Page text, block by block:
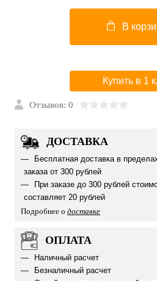
В
Купить в 1
Отзывов: 0
ДОСТАВКА
Бесплатная доставка в
заказа от 300 рублей
При заказе до 300 рублей
составляет 20 рублей
Подробнее о доставке
ОПЛАТА
Наличный расчет
Безналичный расчет